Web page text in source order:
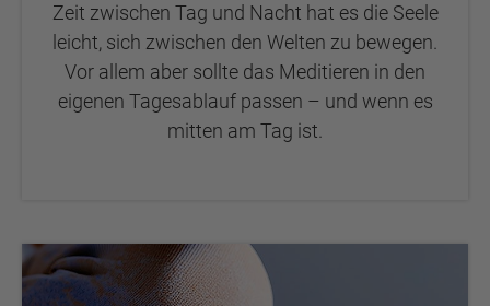
Zeit zwischen Tag und Nacht hat es die Seele
leicht, sich zwischen den Welten zu bewegen.
Vor allem aber sollte das Meditieren in den
eigenen Tagesablauf passen – und wenn es
mitten am Tag ist.